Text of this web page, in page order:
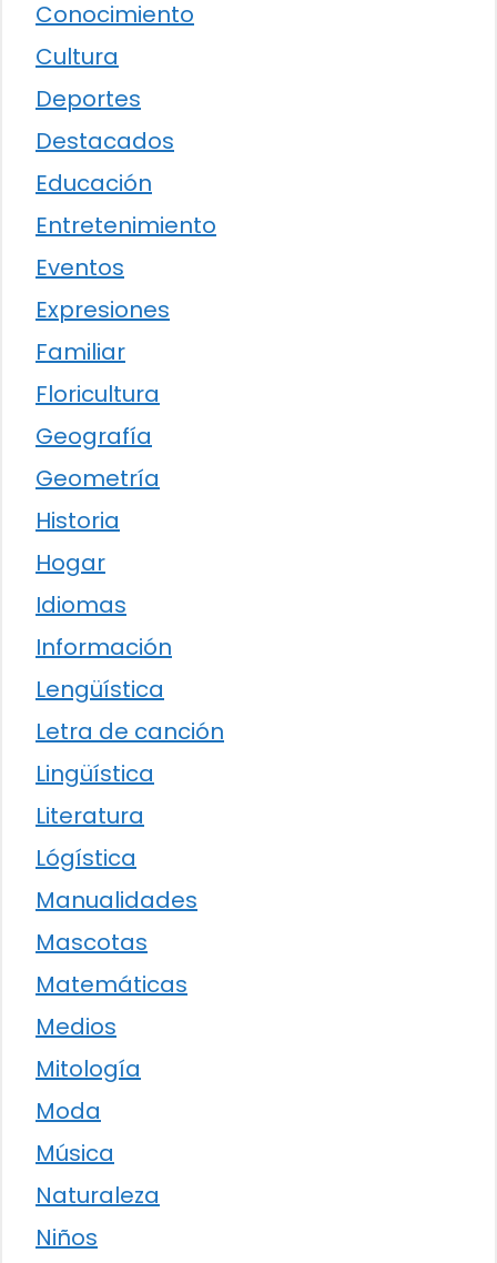
Conocimiento
Cultura
Deportes
Destacados
Educación
Entretenimiento
Eventos
Expresiones
Familiar
Floricultura
Geografía
Geometría
Historia
Hogar
Idiomas
Información
Lengüística
Letra de canción
Lingüística
Literatura
Lógística
Manualidades
Mascotas
Matemáticas
Medios
Mitología
Moda
Música
Naturaleza
Niños